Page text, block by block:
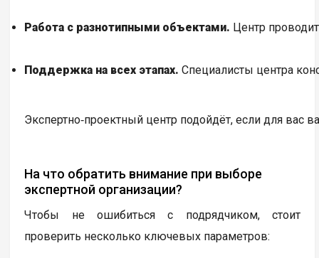
Работа с разнотипными объектами. Центр
Поддержка на всех этапах. Специалисты центра
Экспертно‑проектный центр подойдёт, если для вас
На что обратить внимание при выборе
экспертной организации?
Чтобы не ошибиться с подрядчиком, стоит
проверить несколько ключевых параметров: